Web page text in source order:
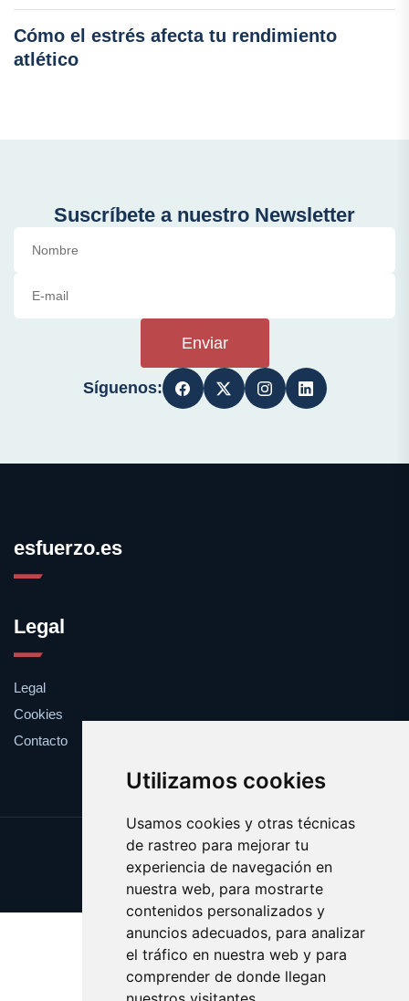
Utilizamos cookies
Usamos cookies y otras técnicas
de rastreo para mejorar tu
experiencia de navegación en
nuestra web, para mostrarte
contenidos personalizados y
anuncios adecuados, para analizar
el tráfico en nuestra web y para
comprender de donde llegan
Cómo el estrés afecta tu rendimiento
atlético
Suscríbete a nuestro Newsletter
Enviar
Síguenos:
esfuerzo.es
Legal
Legal
Cookies
Contacto
Update cookies preferences
Copyright © 2025 esfuerzo.es